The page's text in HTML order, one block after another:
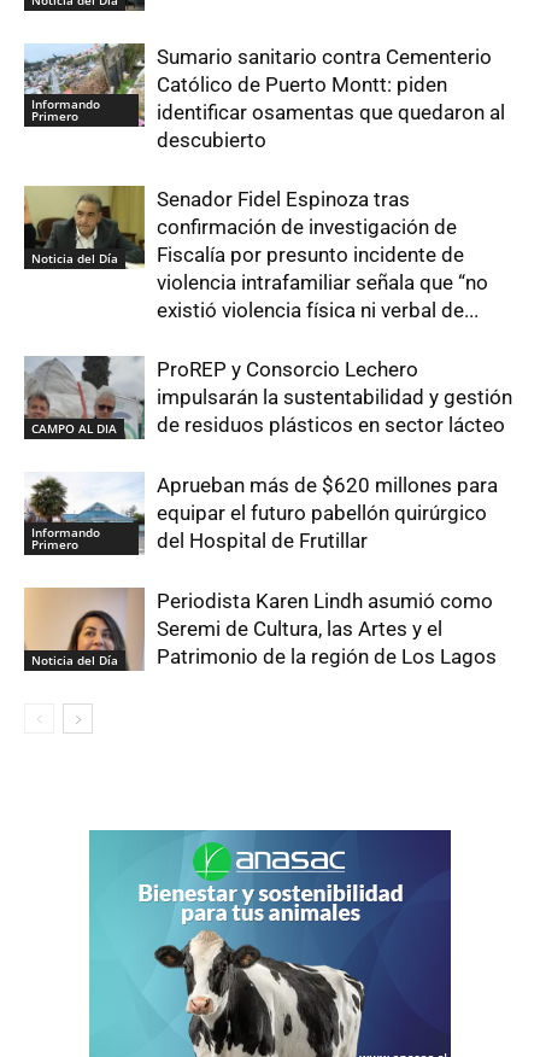
Informando
Primero
Sumario sanitario contra Cementerio
Católico de Puerto Montt: piden
identificar osamentas que quedaron al
descubierto
Noticia del Día
Senador Fidel Espinoza tras
confirmación de investigación de
Fiscalía por presunto incidente de
violencia intrafamiliar señala que “no
existió violencia física ni verbal de...
CAMPO AL DIA
ProREP y Consorcio Lechero
impulsarán la sustentabilidad y gestión
de residuos plásticos en sector lácteo
Informando
Primero
Aprueban más de $620 millones para
equipar el futuro pabellón quirúrgico
del Hospital de Frutillar
Noticia del Día
Periodista Karen Lindh asumió como
Seremi de Cultura, las Artes y el
Patrimonio de la región de Los Lagos